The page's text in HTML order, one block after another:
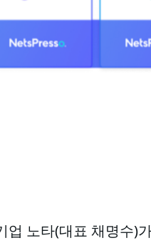
업 노타(대표 채명수